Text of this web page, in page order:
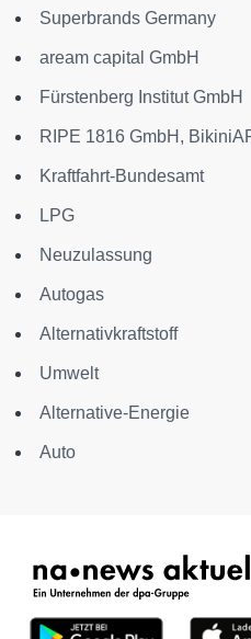
Superbrands Germany
aream capital GmbH
Fürstenberg Institut GmbH
RIPE 1816 GmbH,
Kraftfahrt-Bundesamt
LPG
Neuzulassung
Autogas
Alternativkraftstoff
Umwelt
Alternative-Energie
Auto